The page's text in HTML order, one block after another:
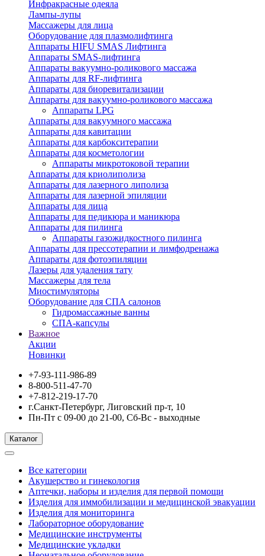
Инфракрасные одеяла
Лампы-лупы
Массажеры для лица
Оборудование для плазмолифтинга
Аппараты HIFU SMAS Лифтинга
Аппараты SMAS-лифтинга
Аппараты вакуумно-роликового массажа
Аппараты для RF-лифтинга
Аппараты для биоревитализации
Аппараты для вакуумно-роликового массажа
Аппараты LPG
Аппараты для вакуумного массажа
Аппараты для кавитации
Аппараты для карбокситерапии
Аппараты для косметологии
Аппараты микротоковой терапии
Аппараты для криолиполиза
Аппараты для лазерного липолиза
Аппараты для лазерной эпиляции
Аппараты для лица
Аппараты для педикюра и маникюра
Аппараты для пилинга
Аппараты газожидкостного пилинга
Аппараты для прессотерапии и лимфодренажа
Аппараты для фотоэпиляции
Лазеры для удаления тату
Массажеры для тела
Миостимуляторы
Оборудование для СПА салонов
Гидромассажные ванны
СПА-капсулы
Важное
Акции
Новинки
+7-93-111-986-89
8-800-511-47-70
+7-812-219-17-70
г.Санкт-Петербург, Лиговский пр-т, 10
Пн-Пт с 09-00 до 21-00, Сб-Вс - выходные
Каталог
Все категории
Акушерство и гинекология
Аптечки, наборы и изделия для первой помощи
Изделия для иммобилизации и медицинской эвакуации
Изделия для мониторинга
Лабораторное оборудование
Медицинские инструменты
Медицинские укладки